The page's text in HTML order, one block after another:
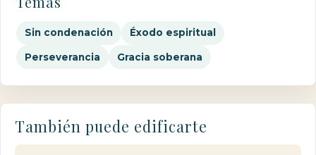
Sin condenación Éxodo espiritual
Perseverancia Gracia soberana
También puede edificarte